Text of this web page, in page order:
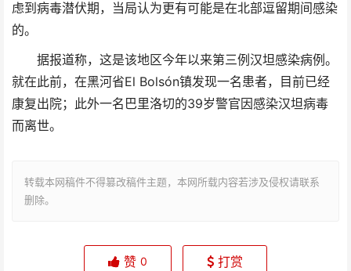
虑到病毒潜伏期，当局认为更有可能是在北部逗留期间感染
的。
据报道称，这是该地区今年以来第三例汉坦感染病例。
就在此前，在黑河省El Bolsón镇发现一名患者，目前已经
康复出院；此外一名巴里洛切的39岁警官因感染汉坦病毒
而离世。
转载本网稿件不得篡改稿件主题，本网所载内容若涉及侵权请联系
删除。
赞 0 打赏